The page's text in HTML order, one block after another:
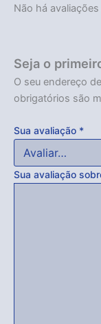
Não há
Seja o
O seu endereço
obrigatórios são
Sua avaliação *
Sua avaliação